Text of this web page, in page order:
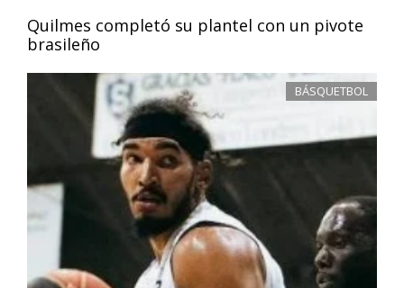
Quilmes completó su plantel con un pivote
brasileño
BÁSQUETBOL